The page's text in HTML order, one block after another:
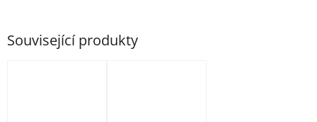
Související produkty